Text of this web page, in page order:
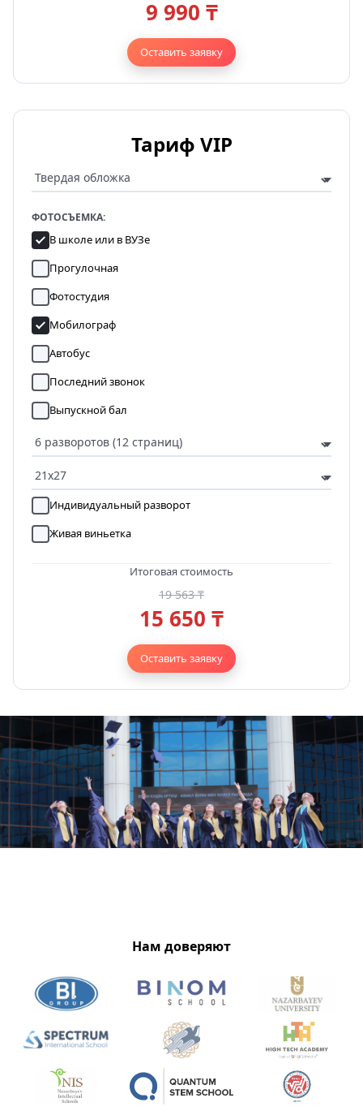
9 990 ₸
Оставить заявку
Тариф VIP
ФОТОСЪЕМКА:
В школе или в ВУЗе
Прогулочная
Фотостудия
Мобилограф
Автобус
Последний звонок
Выпускной бал
Индивидуальный разворот
Живая виньетка
Итоговая стоимость
19 563 ₸
15 650 ₸
Оставить заявку
Нам доверяют